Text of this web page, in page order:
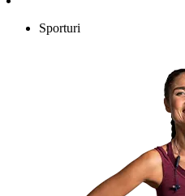
Sporturi